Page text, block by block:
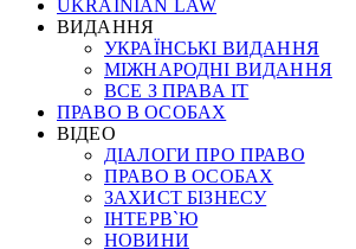
UKRAINIAN LAW
ВИДАННЯ
УКРАЇНСЬКІ ВИДАННЯ
МІЖНАРОДНІ ВИДАННЯ
ВСЕ З ПРАВА ІТ
ПРАВО В ОСОБАХ
ВІДЕО
ДІАЛОГИ ПРО ПРАВО
ПРАВО В ОСОБАХ
ЗАХИСТ БІЗНЕСУ
ІНТЕРВ`Ю
НОВИНИ